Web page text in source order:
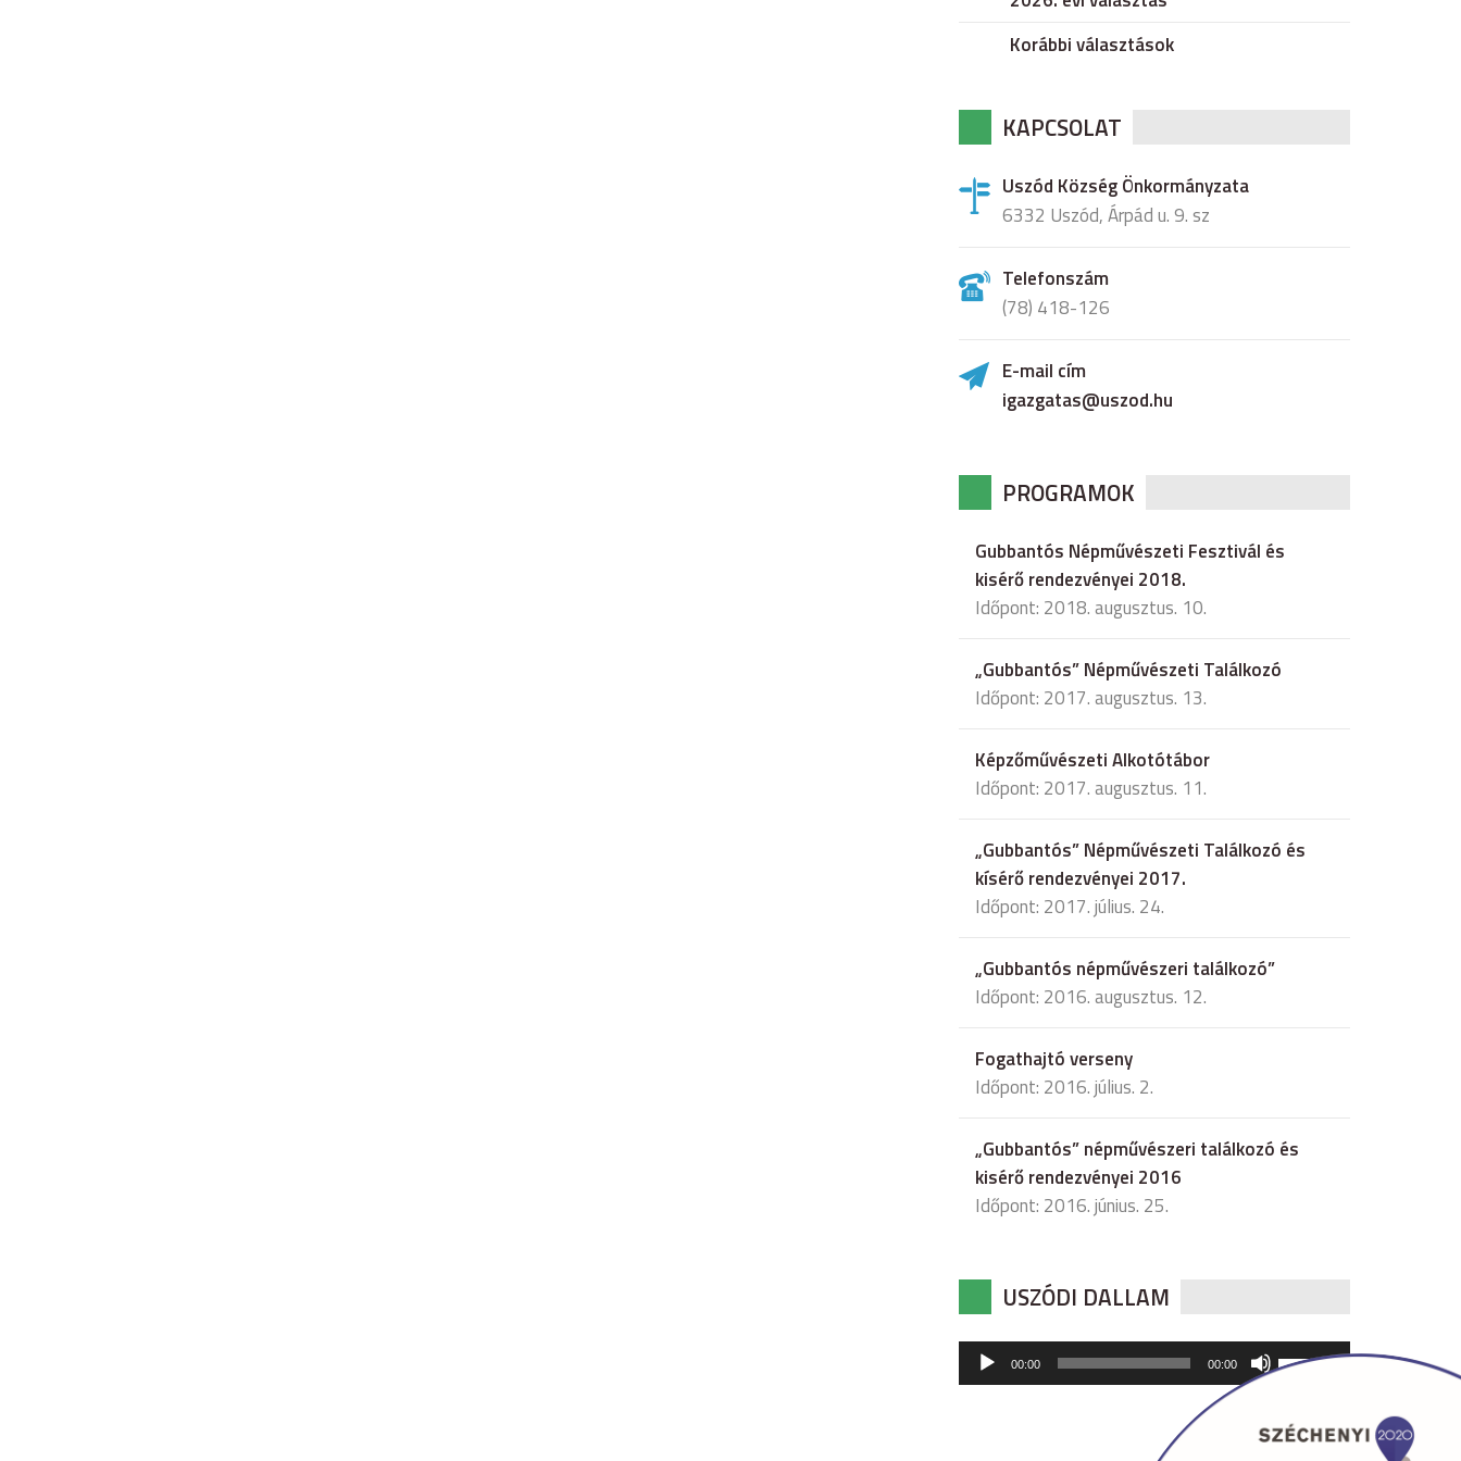
Korábbi választások
KAPCSOLAT
Uszód Község Önkormányzata
6332 Uszód, Árpád u. 9. sz
Telefonszám
(78) 418-126
E-mail cím
igazgatas@uszod.hu
PROGRAMOK
Gubbantós Népművészeti Fesztivál és
kisérő rendezvényei 2018.
Időpont: 2018. augusztus. 10.
„Gubbantós” Népművészeti Találkozó
Időpont: 2017. augusztus. 13.
Képzőművészeti Alkotótábor
Időpont: 2017. augusztus. 11.
„Gubbantós” Népművészeti Találkozó és
kísérő rendezvényei 2017.
Időpont: 2017. július. 24.
„Gubbantós népművészeri találkozó”
Időpont: 2016. augusztus. 12.
Fogathajtó verseny
Időpont: 2016. július. 2.
„Gubbantós” népművészeri találkozó és
kisérő rendezvényei 2016
Időpont: 2016. június. 25.
USZÓDI DALLAM
Audió
lejátszó
00:00 00:00
hangerő
csökkentéséhez